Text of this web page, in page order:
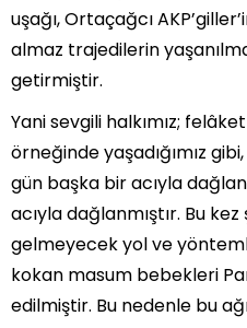
uşağı, Ortaçağcı
almaz trajedilerin
getirmiştir.
Yani sevgili halkımız;
örneğinde yaşadığımız
gün başka bir acıyla
acıyla dağlanmıştır. Bu
gelmeyecek yol ve
kokan masum bebekleri
edilmiştir. Bu nedenle bu